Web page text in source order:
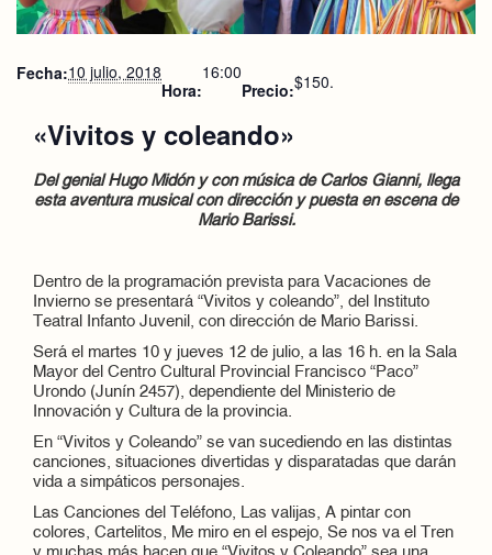
Fecha:10 julio, 2018
Hora:
16:00
Precio:$150.
«Vivitos y coleando»
Del genial Hugo Midón y con música de Carlos Gianni, llega
esta aventura musical con dirección y puesta en escena de
Mario Barissi.
Dentro de la programación prevista para Vacaciones de
Invierno se presentará “Vivitos y coleando”, del Instituto
Teatral Infanto Juvenil, con dirección de Mario Barissi.
Será el martes 10 y jueves 12 de julio, a las 16 h. en la Sala
Mayor del Centro Cultural Provincial Francisco “Paco”
Urondo (Junín 2457), dependiente del Ministerio de
Innovación y Cultura de la provincia.
En “Vivitos y Coleando” se van sucediendo en las distintas
canciones, situaciones divertidas y disparatadas que darán
vida a simpáticos personajes.
Las Canciones del Teléfono, Las valijas, A pintar con
colores, Cartelitos, Me miro en el espejo, Se nos va el Tren